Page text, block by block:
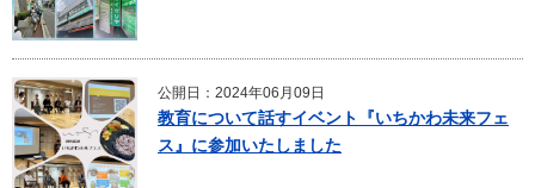
公開日：2024年06月09日
教育について話すイベント『いちかわ未来フェ
ス』に参加いたしました